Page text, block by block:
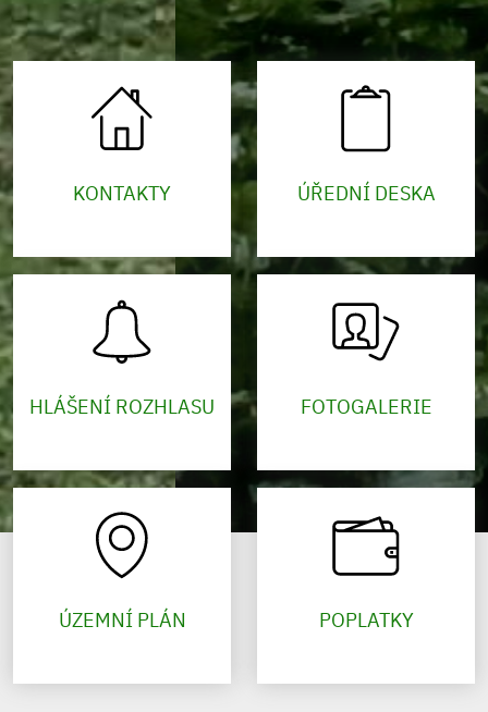
KONTAKTY ÚŘEDNÍ DESKA
HLÁŠENÍ ROZHLASU FOTOGALERIE
ÚZEMNÍ PLÁN POPLATKY